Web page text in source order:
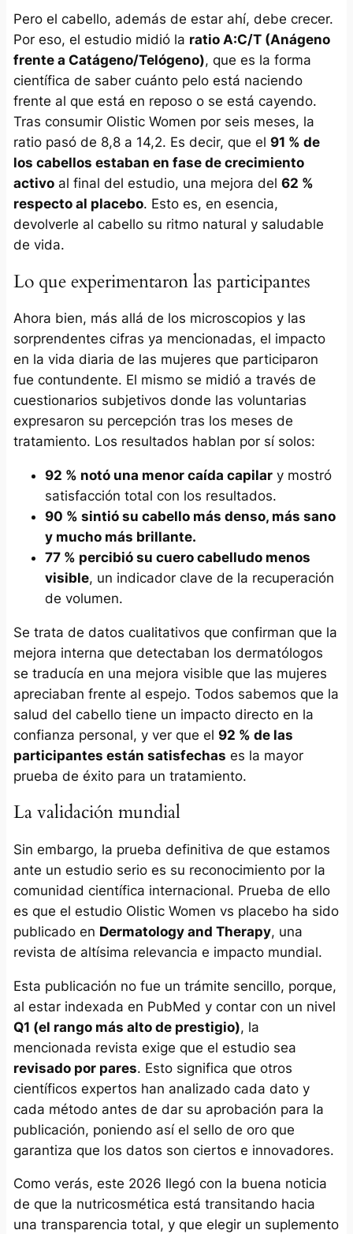
Pero el cabello, además de estar ahí, debe crecer.
Por eso, el estudio midió la ratio A:C/T (Anágeno
frente a Catágeno/Telógeno), que es la forma
científica de saber cuánto pelo está naciendo
frente al que está en reposo o se está cayendo.
Tras consumir Olistic Women por seis meses, la
ratio pasó de 8,8 a 14,2. Es decir, que el 91 % de
los cabellos estaban en fase de crecimiento
activoal final del estudio, una mejora del 62 %
respecto al placebo. Esto es, en esencia,
devolverle al cabello su ritmo natural y saludable
de vida.
Lo que experimentaron las participantes
Ahora bien, más allá de los microscopios y las
sorprendentes cifras ya mencionadas, el impacto
en la vida diaria de las mujeres que participaron
fue contundente. El mismo se midió a través de
cuestionarios subjetivos donde las voluntarias
expresaron su percepción tras los meses de
tratamiento. Los resultados hablan por sí solos:
92 % notó una menor caída capilary mostró
satisfacción total con los resultados.
90 % sintió su cabello más denso, más sano
y mucho más brillante.
77 % percibió su cuero cabelludo menos
visible, un indicador clave de la recuperación
de volumen.
Se trata de datos cualitativos que confirman que la
mejora interna que detectaban los dermatólogos
se traducía en una mejora visible que las mujeres
apreciaban frente al espejo. Todos sabemos que la
salud del cabello tiene un impacto directo en la
confianza personal, y ver que el 92 % de las
participantes están satisfechas es la mayor
prueba de éxito para un tratamiento.
La validación mundial
Sin embargo, la prueba definitiva de que estamos
ante un estudio serio es su reconocimiento por la
comunidad científica internacional. Prueba de ello
es que el estudio Olistic Women vs placebo ha sido
publicado en Dermatology and Therapy, una
revista de altísima relevancia e impacto mundial.
Esta publicación no fue un trámite sencillo, porque,
al estar indexada en PubMed y contar con un nivel
Q1 (el rango más alto de prestigio), la
mencionada revista exige que el estudio sea
revisado por pares. Esto significa que otros
científicos expertos han analizado cada dato y
cada método antes de dar su aprobación para la
publicación, poniendo así el sello de oro que
garantiza que los datos son ciertos e innovadores.
Como verás, este 2026 llegó con la buena noticia
de que la nutricosmética está transitando hacia
una transparencia total, y que elegir un suplemento